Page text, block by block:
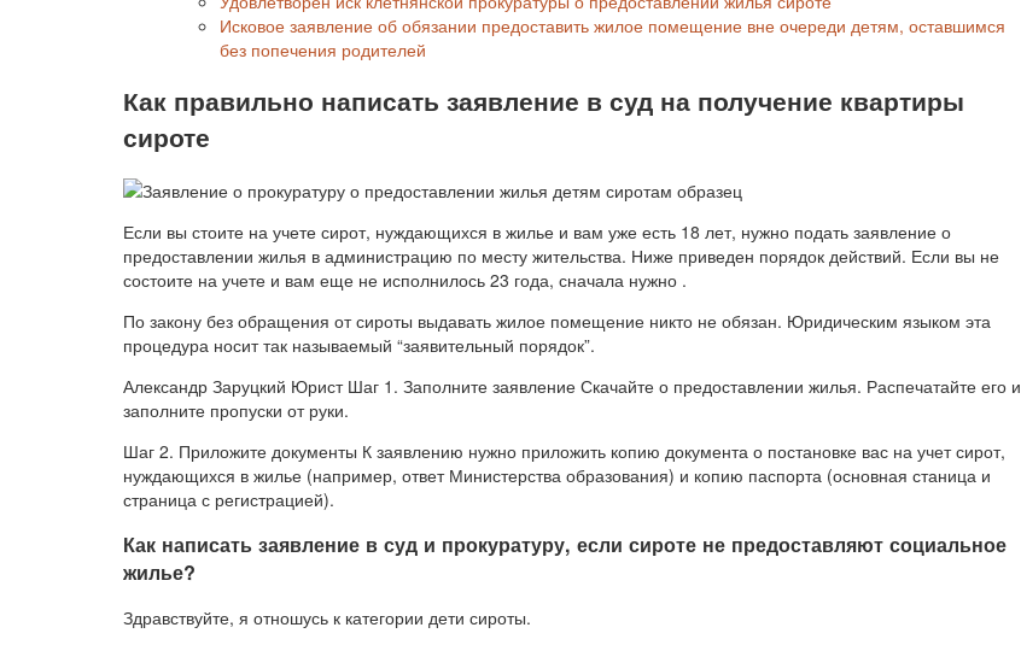
Исковое заявление об обязании предоставить жилое помещение вне очереди детям, оставшимся
без попечения родителей
Как правильно написать заявление в суд на получение квартиры
сироте
Если вы стоите на учете сирот, нуждающихся в жилье и вам уже есть 18 лет, нужно подать заявление о
предоставлении жилья в администрацию по месту жительства. Ниже приведен порядок действий. Если вы не
состоите на учете и вам еще не исполнилось 23 года, сначала нужно .
По закону без обращения от сироты выдавать жилое помещение никто не обязан. Юридическим языком эта
процедура носит так называемый “заявительный порядок”.
Александр Заруцкий Юрист Шаг 1. Заполните заявление Скачайте о предоставлении жилья. Распечатайте его и
заполните пропуски от руки.
Шаг 2. Приложите документы К заявлению нужно приложить копию документа о постановке вас на учет сирот,
нуждающихся в жилье (например, ответ Министерства образования) и копию паспорта (основная станица и
страница с регистрацией).
Как написать заявление в суд и прокуратуру, если сироте не предоставляют социальное
жилье?
Здравствуйте, я отношусь к категории дети сироты.